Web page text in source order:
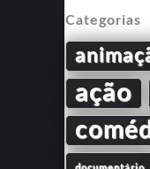
Categorias
ação